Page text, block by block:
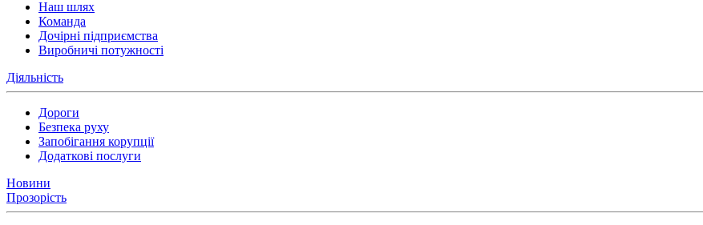
Наш шлях
Команда
Дочірні підприємства
Виробничі потужності
Діяльність
Дороги
Безпека руху
Запобігання корупції
Додаткові послуги
Новини
Прозорість